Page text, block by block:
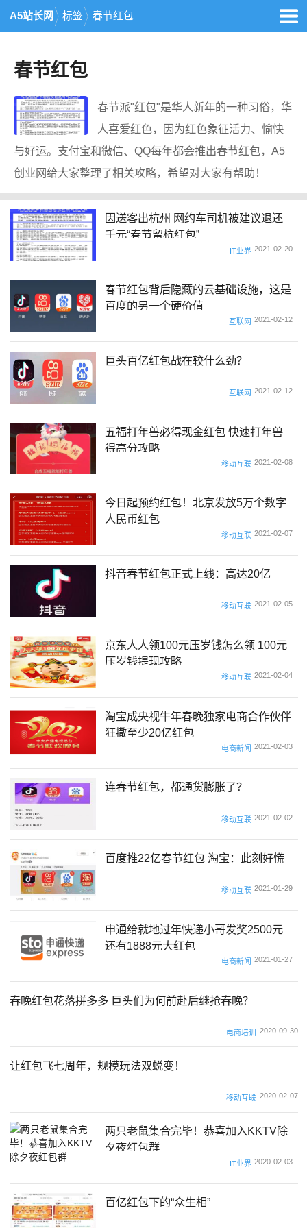
A5站长网 标签 春节红包
春节红包
春节派"红包"是华人新年的一种习俗，华
人喜爱红色，因为红色象征活力、愉快
与好运。支付宝和微信、QQ每年都会推出春节红包，A5
创业网给大家整理了相关攻略，希望对大家有帮助！
因送客出杭州 网约车司机被建议退还
千元“春节留杭红包”
IT业界 2021-02-20
春节红包背后隐藏的云基础设施，这是
百度的另一个硬价值
互联网 2021-02-12
巨头百亿红包战在较什么劲？
互联网 2021-02-12
五福打年兽必得现金红包 快速打年兽
得高分攻略
移动互联 2021-02-08
今日起预约红包！北京发放5万个数字
人民币红包
移动互联 2021-02-07
抖音春节红包正式上线：高达20亿
移动互联 2021-02-05
京东人人领100元压岁钱怎么领 100元
压岁钱提现攻略
移动互联 2021-02-04
淘宝成央视牛年春晚独家电商合作伙伴
狂撒至少20亿红包
电商新闻 2021-02-03
连春节红包，都通货膨胀了？
移动互联 2021-02-02
百度推22亿春节红包 淘宝：此刻好慌
移动互联 2021-01-29
申通给就地过年快递小哥发奖2500元
还有1888元大红包
电商新闻 2021-01-27
春晚红包花落拼多多 巨头们为何前赴后继抢春晚？
电商培训 2020-09-30
让红包飞七周年，规模玩法双蜕变！
移动互联 2020-02-07
两只老鼠集合完毕！恭喜加入KKTV除
夕夜红包群
IT业界 2020-02-03
百亿红包下的“众生相”